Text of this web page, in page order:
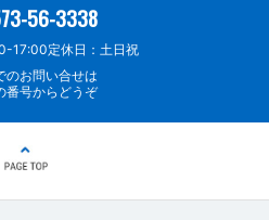
56-3338
17:00定休日：土日祝
のお問い合せは
番号からどうぞ